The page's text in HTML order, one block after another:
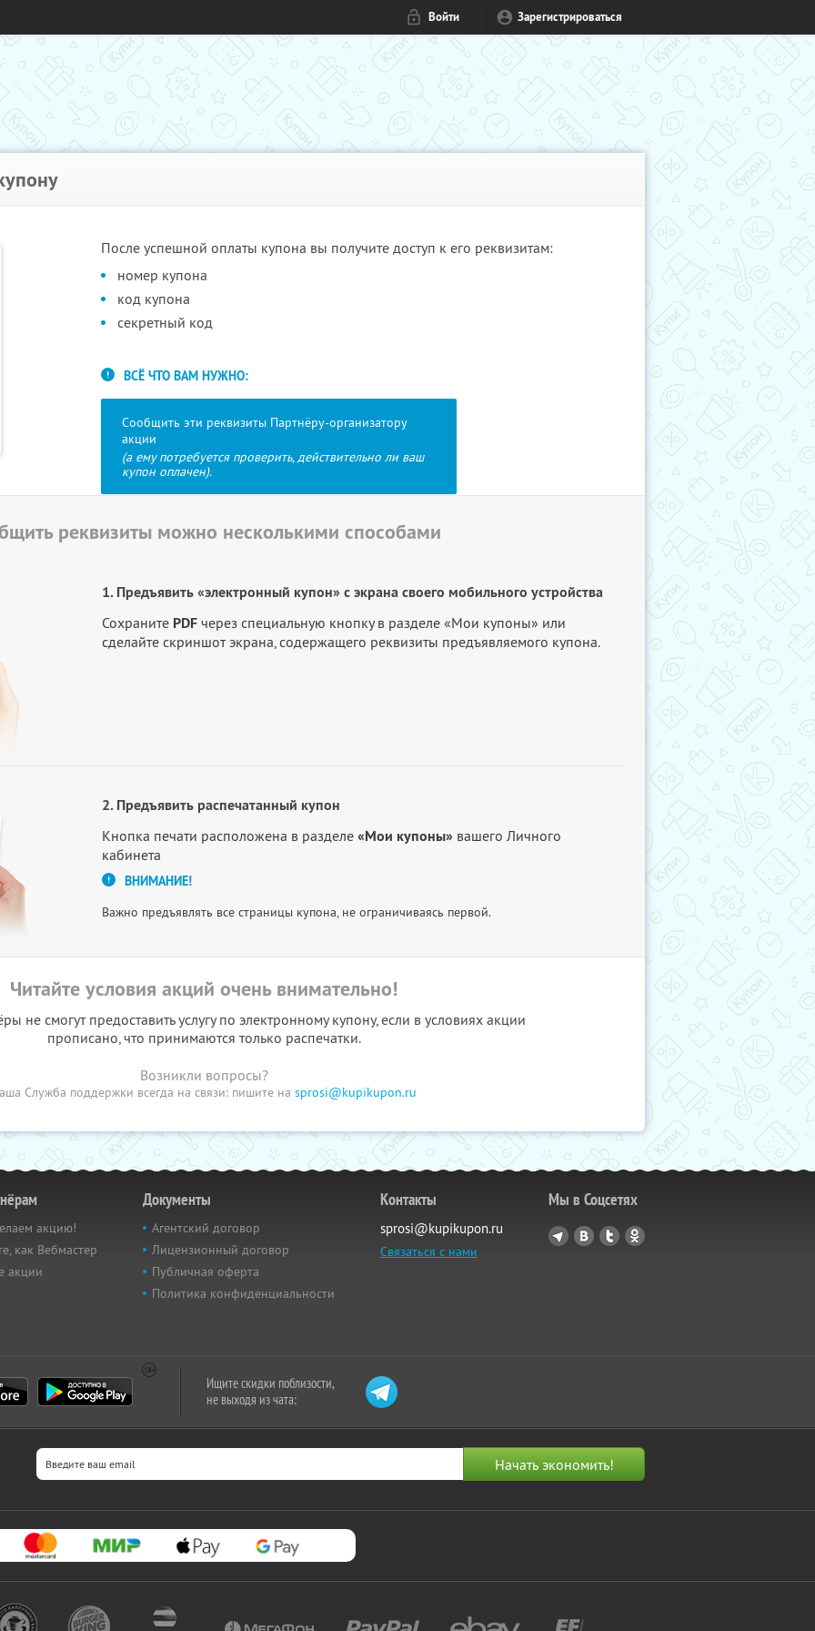
Войти Зарегистрироваться
После успешной оплаты купона вы получите доступ к его реквизитам:
номер купона
код купона
секретный код
ВСЁ ЧТО ВАМ НУЖНО:
Сообщить эти реквизиты Партнёру-организатору
акции
(а ему потребуется проверить, действительно ли ваш
купон оплачен).
реквизиты можно несколькими способами
1. Предъявить «электронный купон» с экрана своего мобильного устройства
Сохраните PDF через специальную кнопку в разделе «Мои купоны» или
сделайте скриншот экрана, содержащего реквизиты предъявляемого купона.
2. Предъявить распечатанный купон
Кнопка печати расположена в разделе «Мои купоны» вашего Личного
кабинета
ВНИМАНИЕ!
Важно предъявлять все страницы купона, не ограничиваясь первой.
Читайте условия акций очень внимательно!
не смогут предоставить услугу по электронному купону, если в условиях акции
прописано, что принимаются только распечатки.
Возникли вопросы?
Служба поддержки всегда на связи: пишите на sprosi@kupikupon.ru
акцию!
как Вебмастер
акции
Документы
Агентский договор
Лицензионный договор
Публичная оферта
Политика конфиденциальности
Контакты
sprosi@kupikupon.ru
Связаться с нами
Мы в Соцсетях
Ищите скидки поблизости,
не выходя из чата: